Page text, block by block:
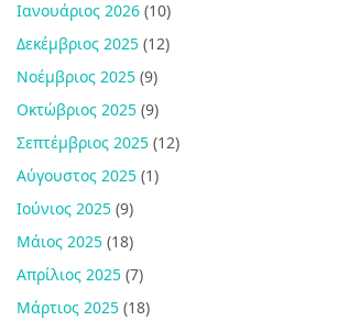
Ιανουάριος 2026 (10)
Δεκέμβριος 2025 (12)
Νοέμβριος 2025 (9)
Οκτώβριος 2025 (9)
Σεπτέμβριος 2025 (12)
Αύγουστος 2025 (1)
Ιούνιος 2025 (9)
Μάιος 2025 (18)
Απρίλιος 2025 (7)
Μάρτιος 2025 (18)